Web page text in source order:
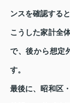
ンスを確認する
こうした家計全
で、後から想定
す。
最後に、昭和区